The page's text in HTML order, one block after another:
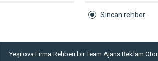
Sincan rehber
Yeşilova Firma Rehberi bir Team Ajans Reklam